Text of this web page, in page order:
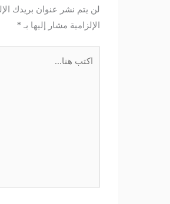
لن يتم نشر عنوان بريدك
الإلزامية مشار إليها بـ*